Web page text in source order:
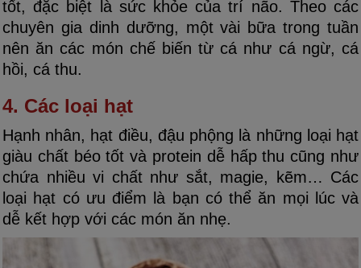
tốt, đặc biệt là sức khỏe của trí não. Theo các
chuyên gia dinh dưỡng, một vài bữa trong tuần
nên ăn các món chế biến từ cá như cá ngừ, cá
hồi, cá thu.
4. Các loại hạt
Hạnh nhân, hạt điều, đậu phộng là những loại hạt
giàu chất béo tốt và protein dễ hấp thu cũng như
chứa nhiều vi chất như sắt, magie, kẽm… Các
loại hạt có ưu điểm là bạn có thể ăn mọi lúc và
dễ kết hợp với các món ăn nhẹ.